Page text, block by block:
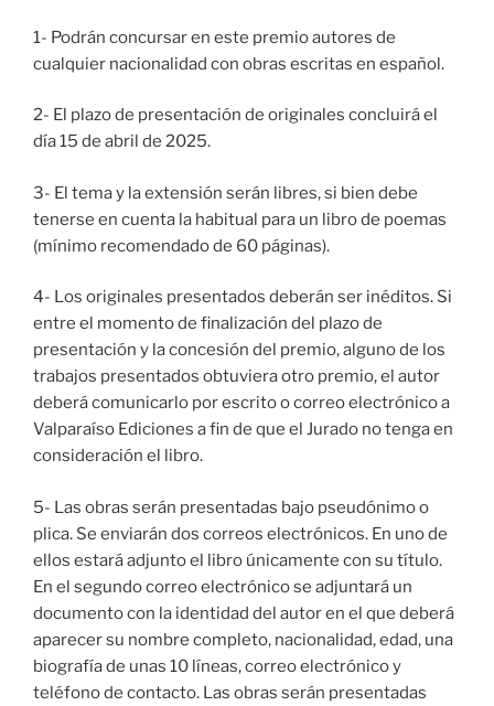
1- Podrán concursar en este premio autores de
cualquier nacionalidad con obras escritas en español.
2- El plazo de presentación de originales concluirá el
día 15 de abril de 2025.
3- El tema y la extensión serán libres, si bien debe
tenerse en cuenta la habitual para un libro de poemas
(mínimo recomendado de 60 páginas).
4- Los originales presentados deberán ser inéditos. Si
entre el momento de finalización del plazo de
presentación y la concesión del premio, alguno de los
trabajos presentados obtuviera otro premio, el autor
deberá comunicarlo por escrito o correo electrónico a
Valparaíso Ediciones a fin de que el Jurado no tenga en
consideración el libro.
5- Las obras serán presentadas bajo pseudónimo o
plica. Se enviarán dos correos electrónicos. En uno de
ellos estará adjunto el libro únicamente con su título.
En el segundo correo electrónico se adjuntará un
documento con la identidad del autor en el que deberá
aparecer su nombre completo, nacionalidad, edad, una
biografía de unas 10 líneas, correo electrónico y
teléfono de contacto. Las obras serán presentadas